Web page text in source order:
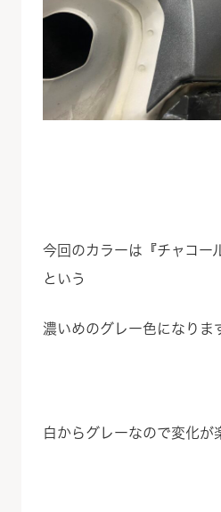
今回のカラーは『チャコー
という
濃いめのグレー色になりま
白からグレーなので変化が